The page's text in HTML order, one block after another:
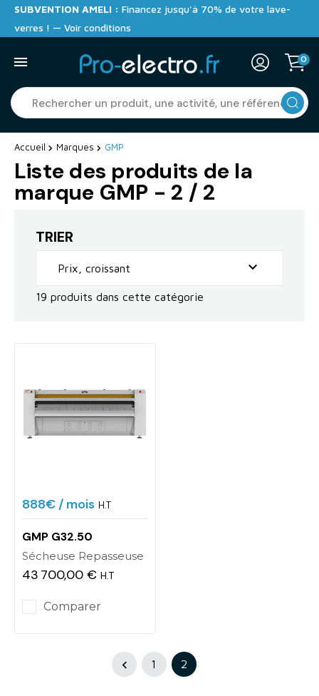
SUBVENTION AMELI : Financez jusqu'à 70% de votre lave-
verres ! — Voir conditions
0
Accueil Marques GMP
Liste des produits de la
marque GMP - 2 / 2
19 produits dans cette catégorie
TRIER
Prix, croissant 
888€/ mois H.T
GMP G32.50
Sécheuse Repasseuse
43 700,00 € H.T
Comparer
 1 2